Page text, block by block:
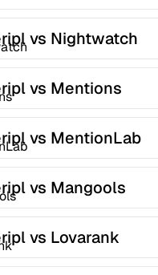
vs Nightwatch
vs Mentions
vs MentionLab
vs Mangools
vs Lovarank